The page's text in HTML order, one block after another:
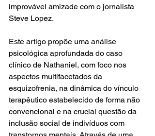
improvável amizade com o jornalista
Steve Lopez.
Este artigo propõe uma análise
psicológica aprofundada do caso
clínico de Nathaniel, com foco nos
aspectos multifacetados da
esquizofrenia, na dinâmica do vínculo
terapêutico estabelecido de forma não
convencional e na crucial questão da
inclusão social de indivíduos com